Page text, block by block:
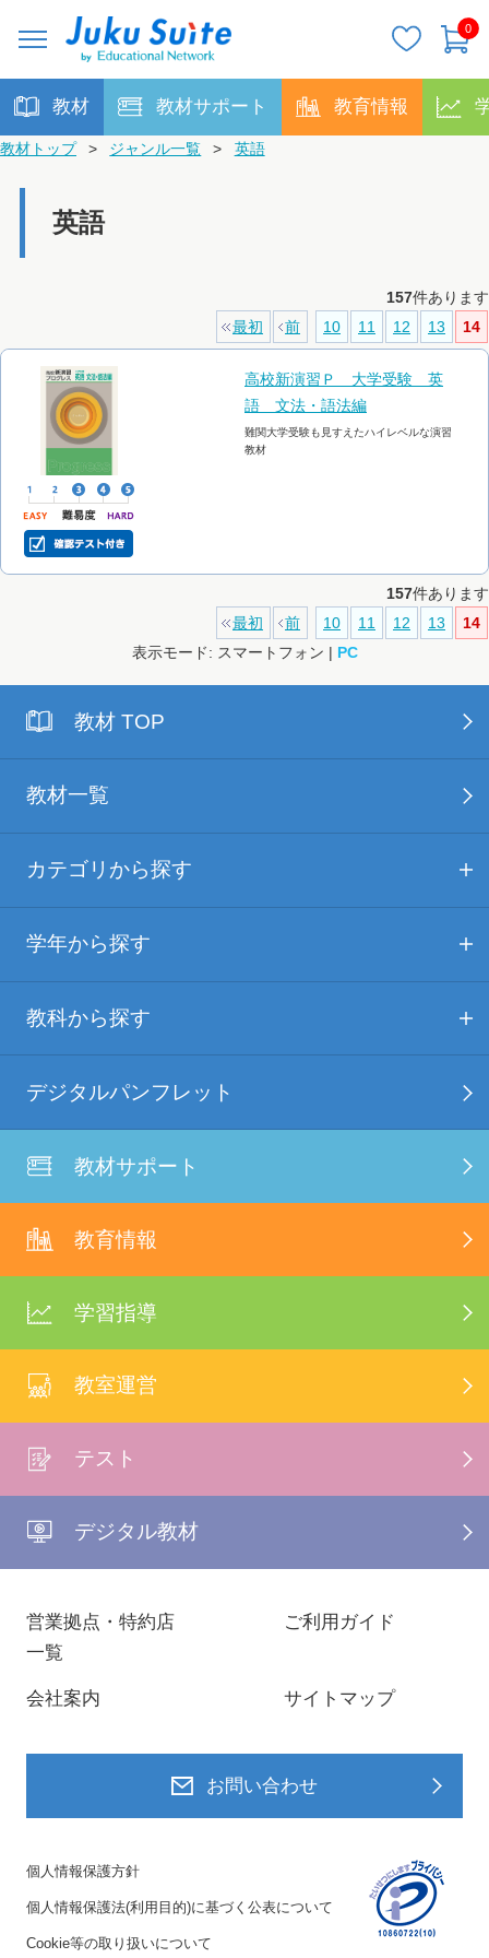
0
教材 教材サポート 教育情報
教材トップ > ジャンル一覧 > 英語
英語
157件あります
最初
前 10 11 12 13 14
高校新演習Ｐ 大学受験 英
語 文法・語法編
難関大学受験も見すえたハイレベルな演習
教材
157件あります
最初
前 10 11 12 13
14
表示モード: スマートフォン | PC
教材 TOP
教材一覧
カテゴリから探す
学年から探す
教科から探す
デジタルパンフレット
教材サポート
教育情報
学習指導
教室運営
テスト
デジタル教材
営業拠点・特約店
一覧
ご利用ガイド
会社案内 サイトマップ
お問い合わせ
個人情報保護方針
個人情報保護法(利用目的)に基づく公表について
Cookie等の取り扱いについて